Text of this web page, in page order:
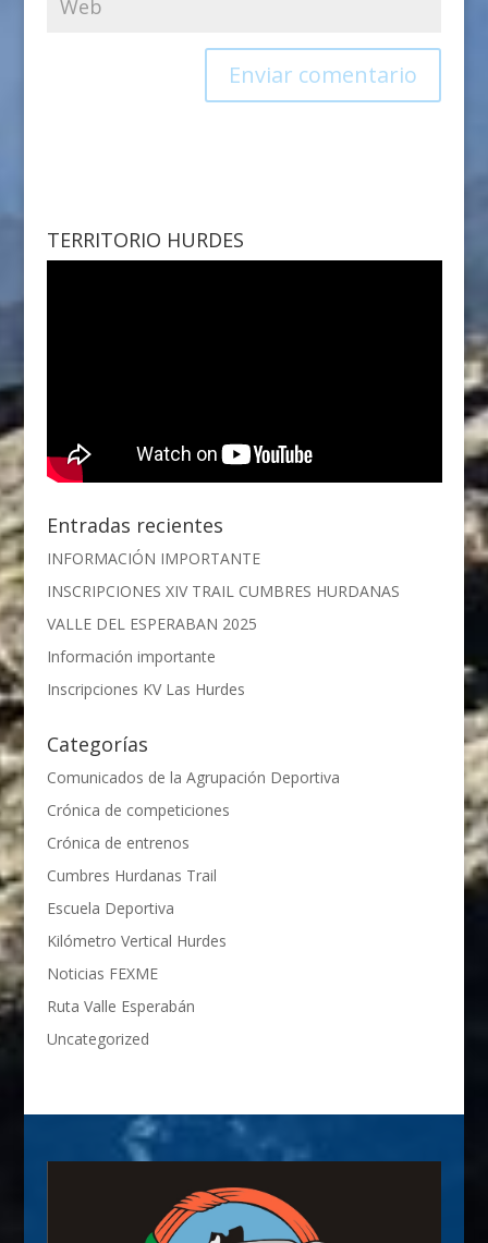
TERRITORIO HURDES
Entradas recientes
INFORMACIÓN IMPORTANTE
INSCRIPCIONES XIV TRAIL CUMBRES HURDANAS
VALLE DEL ESPERABAN 2025
Información importante
Inscripciones KV Las Hurdes
Categorías
Comunicados de la Agrupación Deportiva
Crónica de competiciones
Crónica de entrenos
Cumbres Hurdanas Trail
Escuela Deportiva
Kilómetro Vertical Hurdes
Noticias FEXME
Ruta Valle Esperabán
Uncategorized